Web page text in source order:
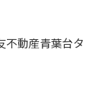
不動産青葉台タ